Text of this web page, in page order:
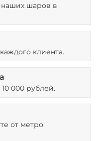
наших шаров в
клиента.
000 рублей.
от метро